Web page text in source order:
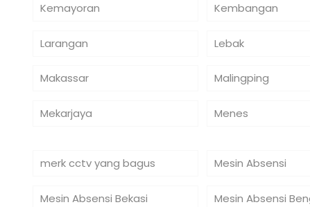
Kemayoran Kembangan
Larangan Lebak
Makassar Malingping
Mekarjaya Menes
merk cctv yang bagus Mesin Absensi
Mesin Absensi Bekasi Mesin Absensi